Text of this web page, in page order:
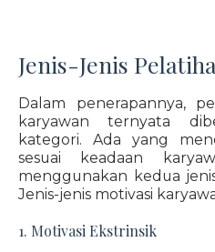
Jenis-Jenis
Dalam penerapannya,
karyawan ternyata
kategori. Ada yang
sesuai keadaan
menggunakan kedua
Jenis-jenis motivasi
1. Motivasi Ekstrinsik